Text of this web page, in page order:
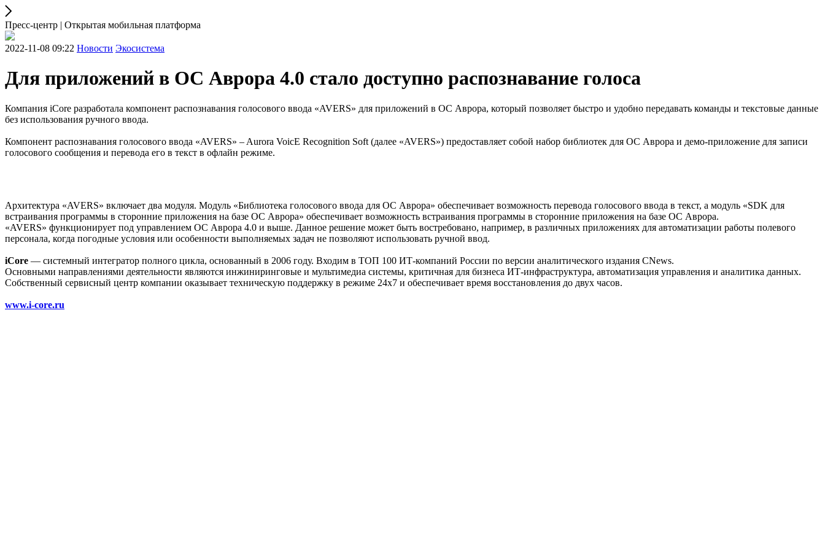
Пресс-центр | Открытая мобильная платформа
2022-11-08 09:22 Новости Экосистема
Для приложений в ОС Аврора 4.0 стало доступно распознавание голоса
Компания iCore разработала компонент распознавания голосового ввода «AVERS» для приложений в ОС Аврора, который позволяет быстро и удобно передавать команды и текстовые данные
без использования ручного ввода.
Компонент распознавания голосового ввода «AVERS» – Aurora VoicE Recognition Soft (далее «AVERS») предоставляет собой набор библиотек для ОС Аврора и демо-приложение для записи
голосового сообщения и перевода его в текст в офлайн режиме.
Архитектура «AVERS» включает два модуля. Модуль «Библиотека голосового ввода для ОС Аврора» обеспечивает возможность перевода голосового ввода в текст, а модуль «SDK для
встраивания программы в сторонние приложения на базе ОС Аврора» обеспечивает возможность встраивания программы в сторонние приложения на базе ОС Аврора.
«AVERS» функционирует под управлением ОС Аврора 4.0 и выше. Данное решение может быть востребовано, например, в различных приложениях для автоматизации работы полевого
персонала, когда погодные условия или особенности выполняемых задач не позволяют использовать ручной ввод.
iCore — системный интегратор полного цикла, основанный в 2006 году. Входим в ТОП 100 ИТ-компаний России по версии аналитического издания CNews.
Основными направлениями деятельности являются инжиниринговые и мультимедиа системы, критичная для бизнеса ИТ-инфраструктура, автоматизация управления и аналитика данных.
Собственный сервисный центр компании оказывает техническую поддержку в режиме 24х7 и обеспечивает время восстановления до двух часов.
www.i-core.ru